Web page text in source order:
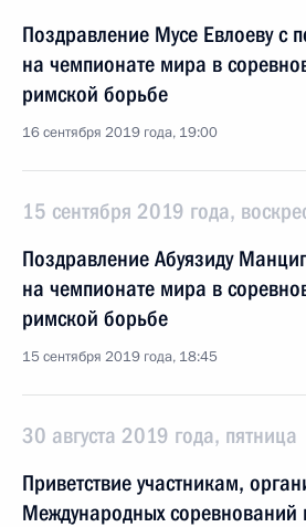
Поздравление Мусе Евлоеву с
на чемпионате мира в
римской борьбе
16 сентября 2019 года, 19:00
15 сентября 2019 года,
Поздравление Абуязиду
на чемпионате мира в
римской борьбе
15 сентября 2019 года, 18:45
30 августа 2019 года, пятница
Приветствие участникам,
Международных соревнований